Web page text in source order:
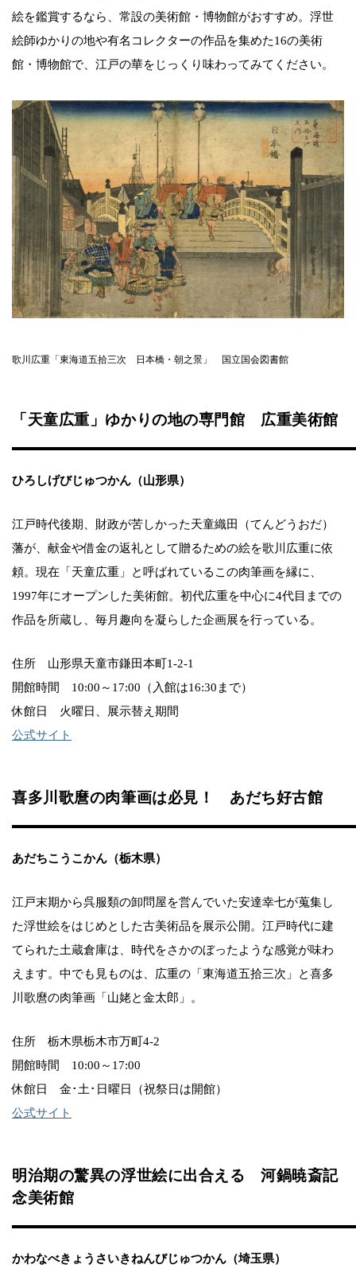
絵を鑑賞するなら、常設の美術館・博物館がおすすめ。浮世
絵師ゆかりの地や有名コレクターの作品を集めた16の美術
館・博物館で、江戸の華をじっくり味わってみてください。
歌川広重「東海道五拾三次 日本橋・朝之景」 国立国会図書館
「天童広重」ゆかりの地の専門館 広重美術館
ひろしげびじゅつかん（山形県）
江戸時代後期、財政が苦しかった天童織田（てんどうおだ）
藩が、献金や借金の返礼として贈るための絵を歌川広重に依
頼。現在「天童広重」と呼ばれているこの肉筆画を縁に、
1997年にオープンした美術館。初代広重を中心に4代目までの
作品を所蔵し、毎月趣向を凝らした企画展を行っている。
住所 山形県天童市鎌田本町1-2-1
開館時間 10:00～17:00（入館は16:30まで）
休館日 火曜日、展示替え期間
公式サイト
喜多川歌麿の肉筆画は必見！ あだち好古館
あだちこうこかん（栃木県）
江戸末期から呉服類の卸問屋を営んでいた安達幸七が蒐集し
た浮世絵をはじめとした古美術品を展示公開。江戸時代に建
てられた土蔵倉庫は、時代をさかのぼったような感覚が味わ
えます。中でも見ものは、広重の「東海道五拾三次」と喜多
川歌麿の肉筆画「山姥と金太郎」。
住所 栃木県栃木市万町4-2
開館時間 10:00～17:00
休館日 金･土･日曜日（祝祭日は開館）
公式サイト
明治期の驚異の浮世絵に出合える 河鍋暁斎記
念美術館
かわなべきょうさいきねんびじゅつかん（埼玉県）